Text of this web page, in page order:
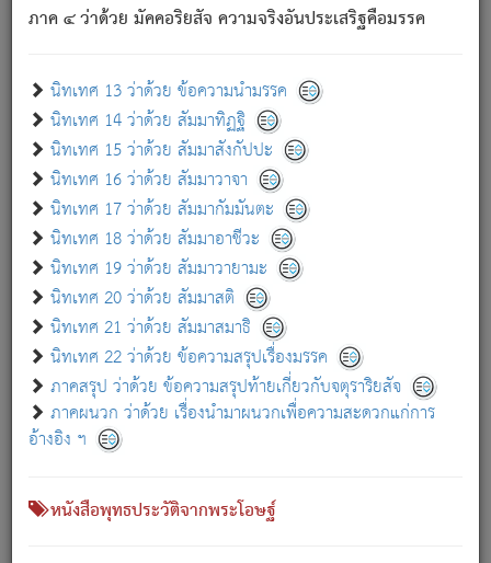
ภาค ๔ ว่าด้วย มัคคอริยสัจ ความจริงอันประเสริฐคือมรรค
นิทเทศ 13 ว่าด้วย ข้อความนำมรรค
นิทเทศ 14 ว่าด้วย สัมมาทิฏฐิ
นิทเทศ 15 ว่าด้วย สัมมาสังกัปปะ
นิทเทศ 16 ว่าด้วย สัมมาวาจา
นิทเทศ 17 ว่าด้วย สัมมากัมมันตะ
นิทเทศ 18 ว่าด้วย สัมมาอาชีวะ
นิทเทศ 19 ว่าด้วย สัมมาวายามะ
นิทเทศ 20 ว่าด้วย สัมมาสติ
นิทเทศ 21 ว่าด้วย สัมมาสมาธิ
นิทเทศ 22 ว่าด้วย ข้อความสรุปเรื่องมรรค
ภาคสรุป ว่าด้วย ข้อความสรุปท้ายเกี่ยวกับจตุราริยสัจ
ภาคผนวก ว่าด้วย เรื่องนำมาผนวกเพื่อความสะดวกแก่การ
อ้างอิง ฯ
หนังสือพุทธประวัติจากพระโอษฐ์
เกี่ยวกับธรรมโฆษณ์ออนไลน์ (Disclaimer)
แม้ระบบ "ธรรมโฆษณ์ออนไลน์" พยายามปรับปรุงข้อมูลให้ถูกต้องมากที่สุด
ผู้ศึกษาก็พึงตรวจสอบกับตัวเล่มหนังสือต้นฉบับ ที่มีการพิมพ์ครั้งล่าสุด
ก่อนนำข้อมูลไปใช้ในการอ้างอิง"
เกี่ยวกับอัตถจารี|เกี่ยวกับการพัฒนา|แจ้งข้อผิดพลาด / แนะนำ
หนังสือที่เกี่ยวข้อง